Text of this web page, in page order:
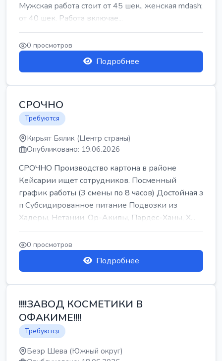
Мужская работа стоит от 45 шек., женская mdash;
от 40 шек. Работа включае...
0 просмотров
Подробнее
СРОЧНО
Требуются
Кирьят Бялик (Центр страны)
Опубликовано: 19.06.2026
СРОЧНО Производство картона в районе
Кейсарии ищет сотрудников. Посменный
график работы (3 смены по 8 часов) Достойная з
п Субсидированное питание Подвозки из
Хадеры, Нетании, Ор-Акивы, Пардес-Ханы, Х...
0 просмотров
Подробнее
!!!!ЗАВОД КОСМЕТИКИ В
ОФАКИМЕ!!!!
Требуются
Беэр Шева (Южный округ)